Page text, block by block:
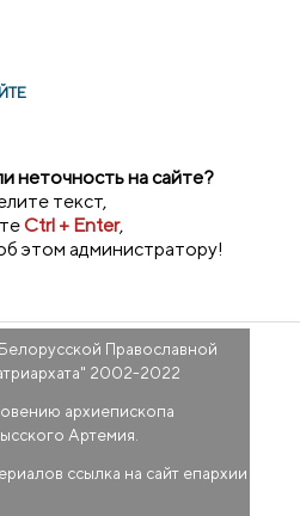
неточность на сайте?
текст,
Ctrl + Enter,
этом администратору!
Православной
" 2002-2022
архиепископа
Артемия.
ссылка на сайт епархии